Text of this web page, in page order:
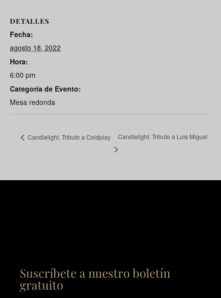
DETALLES
Fecha:
agosto 18, 2022
Hora:
6:00 pm
Categoría de Evento:
Mesa redonda
Candlelight. Tributo a Coldplay Candlelight. Tributo a Luis Miguel
Suscríbete a nuestro boletín
gratuito